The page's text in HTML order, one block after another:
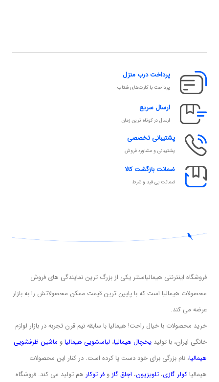
پرداخت درب منزل
پرداخت با کارت‌های شتاب
ارسال سریع
ارسال در کوتاه ترین زمان
پشتیبانی تخصصی
پشتیبانی و مشاوره فروش
ضمانت بازگشت کالا
ضمانت بی قید و شرط
فروشگاه اینترنتی هیمالیاسنتر یکی از بزرگ ترین نمایندگی های فروش
محصولات هیمالیا است که با پایین ترین قیمت ممکن محصولاتش را به بازار
عرضه می کند.
خرید محصولات با خیال راحت! هیمالیا با سابقه نیم قرن تجربه در بازار لوازم
خانگی ایران، با تولید یخچال هیمالیا، لباسشویی هیمالیاو ماشین ظرفشویی
هیمالیا، نام بزرگی برای خود دست پا کرده است. در کنار این محصولات
هیمالیاکولر گازی، تلویزیون، اجاق گاز و فر توکار هم تولید می کند. فروشگاه